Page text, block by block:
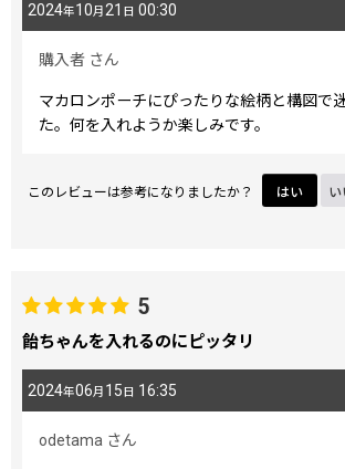
2024年10月 21 日 00:30
購入者 さん
マカロンポーチにぴったりな絵柄と構図で
た。何を入れようか楽しみです。
このレビューは参考になりましたか？ はい い
5
飴ちゃんを入れるのにピッタリ
2024年06月 15日 16:35
odetama さん